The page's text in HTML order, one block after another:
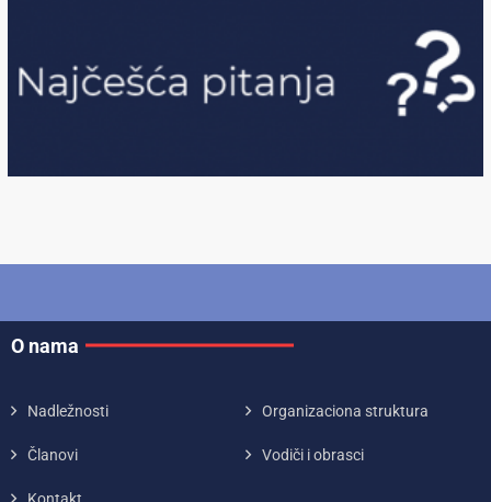
O nama
Nadležnosti Organizaciona struktura
Članovi Vodiči i obrasci
Kontakt